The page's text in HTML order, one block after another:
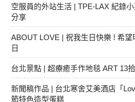
空服員的外站生活 | TPE-LAX 紀錄
分享
ABOUT LOVE | 祝我生日快樂 ! 希
日
台北景點 | 超療癒手作地毯 ART 13
新聞稿作品 | 台北寒舍艾美酒店「
節特色造型蛋糕